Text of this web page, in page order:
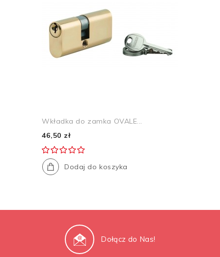
Wkładka do zamka OVALE...
46,50 zł
Dodaj do koszyka
Dołącz do Nas!